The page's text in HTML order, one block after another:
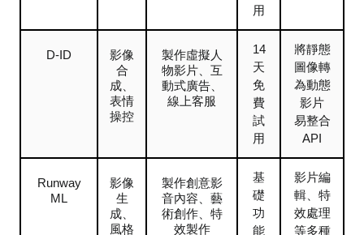
用
D-ID
影像
合
成、
表情
操控
製作虛擬人
物影片、互
動式廣告、
線上客服
14
天
免
費
試
用
將靜態
圖像轉
為動態
影片
易整合
API
Runway
ML
影像
生
成、
風格
製作創意影
音內容、藝
術創作、特
效製作
基
礎
功
能
影片編
輯、特
效處理
等多種